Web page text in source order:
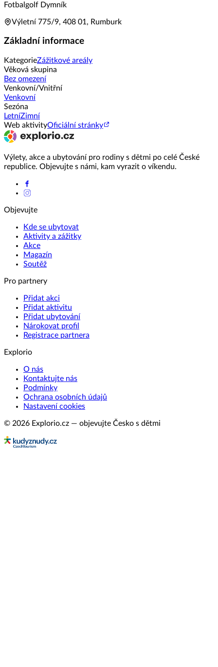
Fotbalgolf Dymník
Výletní 775/9, 408 01, Rumburk
Základní informace
KategorieZážitkové areály
Věková skupina
Bez omezení
Venkovní/Vnitřní
Venkovní
Sezóna
LetníZimní
Web aktivityOficiální stránky
Výlety, akce a ubytování pro rodiny s dětmi po celé České
republice. Objevujte s námi, kam vyrazit o víkendu.
Objevujte
Kde se ubytovat
Aktivity a zážitky
Akce
Magazín
Soutěž
Pro partnery
Přidat akci
Přidat aktivitu
Přidat ubytování
Nárokovat profil
Registrace partnera
Explorio
O nás
Kontaktujte nás
Podmínky
Ochrana osobních údajů
Nastavení cookies
© 2026 Explorio.cz — objevujte Česko s dětmi